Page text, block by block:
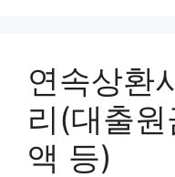
연속상환
리(대출
액 등)